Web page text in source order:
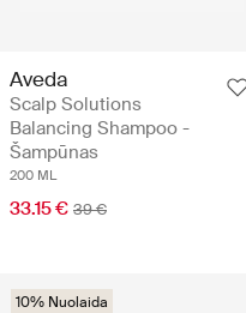
Aveda
Scalp Solutions
Balancing Shampoo -
Šampūnas
200 ML
33.15 € 39 €
10% Nuolaida